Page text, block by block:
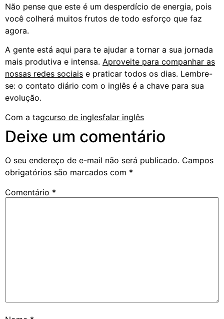
Não pense que este é um desperdício de energia, pois
você colherá muitos frutos de todo esforço que faz
agora.
A gente está aqui para te ajudar a tornar a sua jornada
mais produtiva e intensa. Aproveite para companhar as
nossas redes sociais e praticar todos os dias. Lembre-
se: o contato diário com o inglês é a chave para sua
evolução.
Com a tagcurso de inglesfalar inglês
Deixe um comentário
O seu endereço de e-mail não será publicado. Campos
obrigatórios são marcados com *
Comentário *